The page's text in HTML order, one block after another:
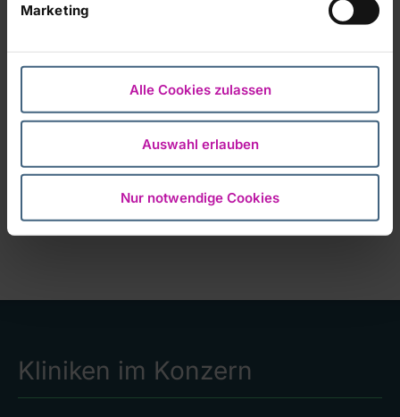
Marketing
Alle Cookies zulassen
Auswahl erlauben
Nur notwendige Cookies
Absichtserklärung zur Gründung einer
Telemedizinanbieter Medgate
unterzeichnet
Die RHÖN-KLINIKUM AG, einer der führenden
Gesundheitsdienstleister in Deutschland, steigt in den
Unternehmen hat heute eine Absichtserklärung zur
Gründung einer…
Kliniken im Konzern